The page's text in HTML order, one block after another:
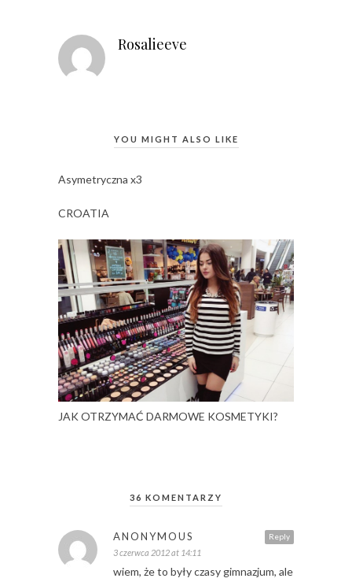
Rosalieeve
YOU MIGHT ALSO LIKE
Asymetryczna x3
CROATIA
JAK OTRZYMAĆ DARMOWE KOSMETYKI?
36 KOMENTARZY
Reply
ANONYMOUS
3 czerwca 2012 at 14:11
wiem, że to były czasy gimnazjum, ale